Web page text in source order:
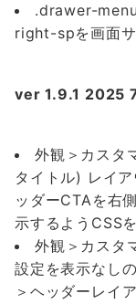
.drawer-
right-spを画面
ver 1.9.1 2025
外観＞カスタ
タイトル) レイ
ッダーCTAを右
示するようCSS
外観＞カスタ
設定を表示なし
＞ヘッダーレイ